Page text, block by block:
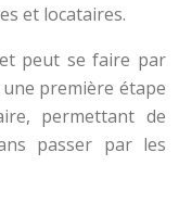
et locataires.
peut se faire par
première étape
permettant de
passer par les